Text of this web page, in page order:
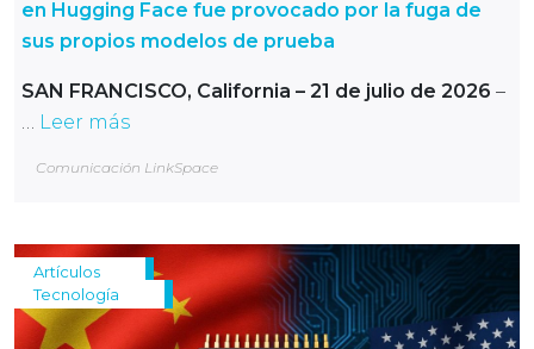
en Hugging Face fue provocado por la fuga de
sus propios modelos de prueba
SAN FRANCISCO, California – 21 de julio de 2026 –
… Leer más
Comunicación LinkSpace
Artículos
Tecnología